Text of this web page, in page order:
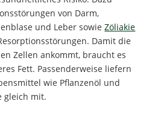
von Darm,
und Leber sowieZöliakie
Damit die
Zellen ankommt, braucht es
Fett. Passenderweise liefern
wie Pflanzenöl und
gleich mit.